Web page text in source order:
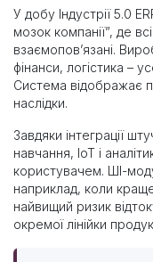
У добу Індустрії 5.0
мозок компанії”, де
взаємопов’язані.
фінанси, логістика –
Система відображає
наслідки.
Завдяки інтеграції
навчання, IoT і
користувачем. ШІ-
наприклад, коли
найвищий ризик
окремої лінійки